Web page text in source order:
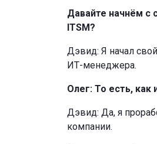
Давайте начнём с
ITSM?
Дэвид: Я начал
ИТ-менеджера.
Олег: То есть, как
Дэвид: Да, я
компании.